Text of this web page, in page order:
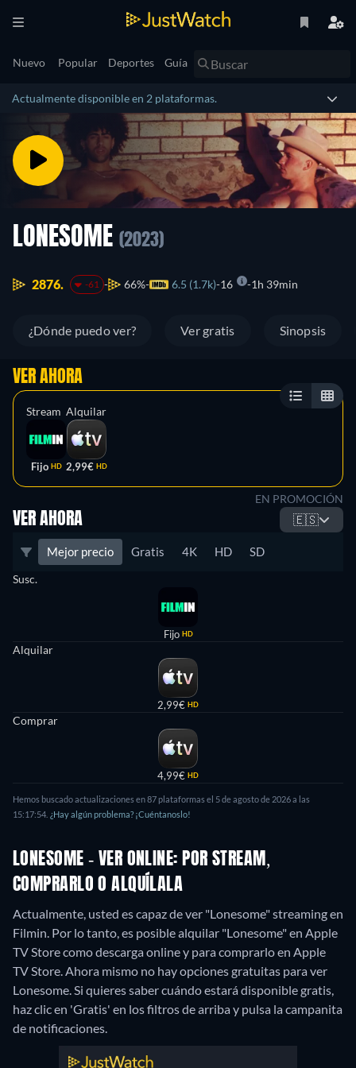
Nuevo Popular Deportes Guía
Actualmente disponible en 2 plataformas.
LONESOME (2023)
2876. -61 66% 6.5 (1.7k) 16 1h 39min
¿Dónde puedo ver? Ver gratis Sinopsis
VER AHORA
Stream
Fijo HD
Alquilar
2,99€ HD
EN PROMOCIÓN
VER AHORA 🇪🇸
Mejor precio Gratis 4K HD SD
Susc.
Fijo HD
Alquilar
2,99€ HD
Comprar
4,99€ HD
Hemos buscado actualizaciones en 87 plataformas el 5 de agosto de 2026 a las
15:17:54. ¿Hay algún problema? ¡Cuéntanoslo!
LONESOME - VER ONLINE: POR STREAM,
COMPRARLO O ALQUÍLALA
Actualmente, usted es capaz de ver "Lonesome" streaming en
Filmin. Por lo tanto, es posible alquilar "Lonesome" en Apple
TV Store como descarga online y para comprarlo en Apple
TV Store.Ahora mismo no hay opciones gratuitas para ver
Lonesome. Si quieres saber cuándo estará disponible gratis,
haz clic en 'Gratis' en los filtros de arriba y pulsa la campanita
de notificaciones.